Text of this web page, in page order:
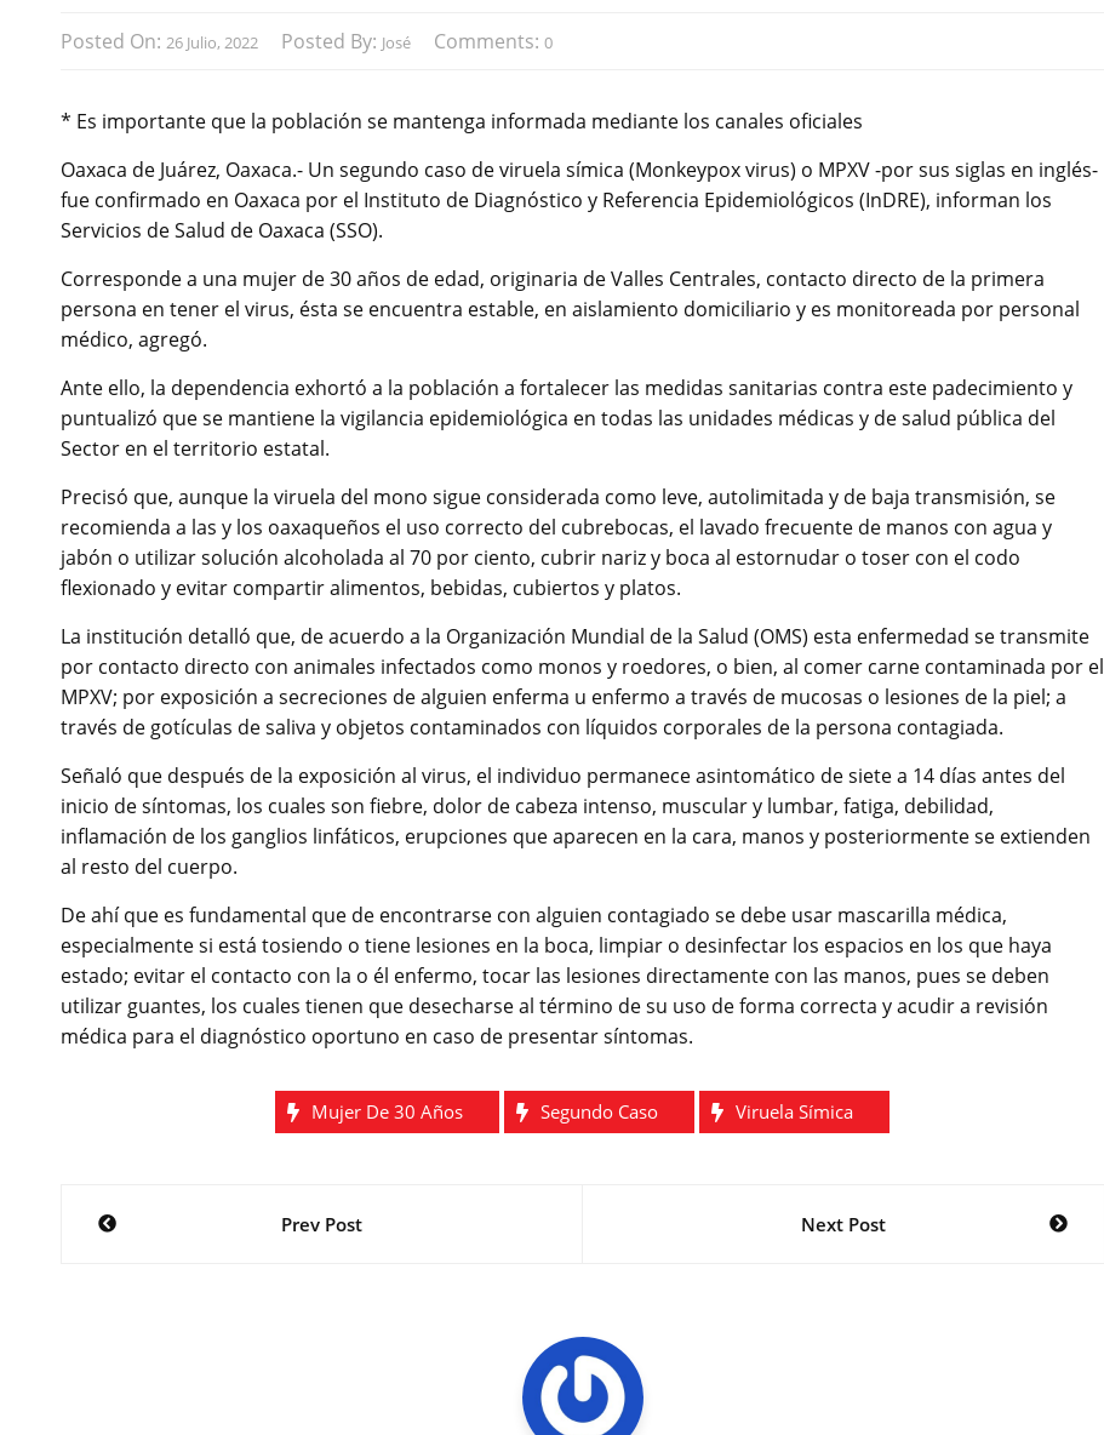
Posted On: 26 Julio, 2022 Posted By: José Comments: 0
* Es importante que la población se mantenga informada mediante los canales oficiales
Oaxaca de Juárez, Oaxaca.- Un segundo caso de viruela símica (Monkeypox virus) o MPXV -por sus siglas en inglés-
fue confirmado en Oaxaca por el Instituto de Diagnóstico y Referencia Epidemiológicos (InDRE), informan los
Servicios de Salud de Oaxaca (SSO).
Corresponde a una mujer de 30 años de edad, originaria de Valles Centrales, contacto directo de la primera
persona en tener el virus, ésta se encuentra estable, en aislamiento domiciliario y es monitoreada por personal
médico, agregó.
Ante ello, la dependencia exhortó a la población a fortalecer las medidas sanitarias contra este padecimiento y
puntualizó que se mantiene la vigilancia epidemiológica en todas las unidades médicas y de salud pública del
Sector en el territorio estatal.
Precisó que, aunque la viruela del mono sigue considerada como leve, autolimitada y de baja transmisión, se
recomienda a las y los oaxaqueños el uso correcto del cubrebocas, el lavado frecuente de manos con agua y
jabón o utilizar solución alcoholada al 70 por ciento, cubrir nariz y boca al estornudar o toser con el codo
flexionado y evitar compartir alimentos, bebidas, cubiertos y platos.
La institución detalló que, de acuerdo a la Organización Mundial de la Salud (OMS) esta enfermedad se transmite
por contacto directo con animales infectados como monos y roedores, o bien, al comer carne contaminada por el
MPXV; por exposición a secreciones de alguien enferma u enfermo a través de mucosas o lesiones de la piel; a
través de gotículas de saliva y objetos contaminados con líquidos corporales de la persona contagiada.
Señaló que después de la exposición al virus, el individuo permanece asintomático de siete a 14 días antes del
inicio de síntomas, los cuales son fiebre, dolor de cabeza intenso, muscular y lumbar, fatiga, debilidad,
inflamación de los ganglios linfáticos, erupciones que aparecen en la cara, manos y posteriormente se extienden
al resto del cuerpo.
De ahí que es fundamental que de encontrarse con alguien contagiado se debe usar mascarilla médica,
especialmente si está tosiendo o tiene lesiones en la boca, limpiar o desinfectar los espacios en los que haya
estado; evitar el contacto con la o él enfermo, tocar las lesiones directamente con las manos, pues se deben
utilizar guantes, los cuales tienen que desecharse al término de su uso de forma correcta y acudir a revisión
médica para el diagnóstico oportuno en caso de presentar síntomas.
Mujer De 30 Años Segundo Caso Viruela Símica
NavegaciónPrev Post Next Post